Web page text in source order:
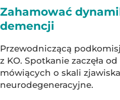
Zahamować
demencji
Przewodniczącą
z KO. Spotkanie zaczęła
mówiących o skali
neurodegeneracyjne.